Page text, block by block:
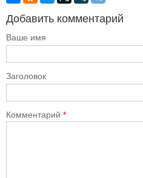
Добавить комментарий
Ваше имя
Заголовок
Комментарий *